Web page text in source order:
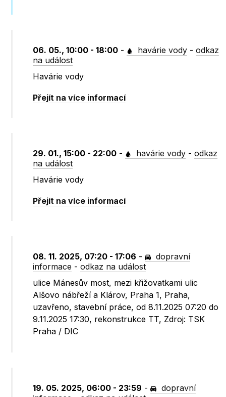
06. 05., 10:00 - 18:00 - havárie vody -odkaz
na událost
Havárie vody
Přejít na více informací
29. 01., 15:00 - 22:00 - havárie vody -odkaz
na událost
Havárie vody
Přejít na více informací
08. 11. 2025, 07:20 - 17:06 -
dopravní
informace -odkaz na událost
ulice Mánesův most, mezi křižovatkami ulic
Alšovo nábřeží a Klárov, Praha 1, Praha,
uzavřeno, stavební práce, od 8.11.2025 07:20 do
9.11.2025 17:30, rekonstrukce TT, Zdroj: TSK
Praha / DIC
19. 05. 2025, 06:00 - 23:59 -
dopravní